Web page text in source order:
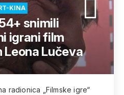
KINA
snimili
igrani film
Lučeva
radionica „Filmske igre“